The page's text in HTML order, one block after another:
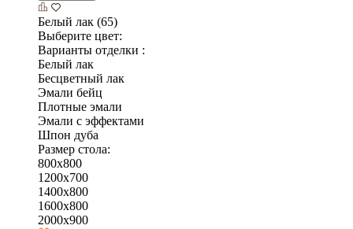
Белый лак (65)
Выберите цвет:
Варианты отделки :
Белый лак
Бесцветный лак
Эмали бейц
Плотные эмали
Эмали с эффектами
Шпон дуба
Размер стола:
800х800
1200х700
1400х800
1600х800
2000х900